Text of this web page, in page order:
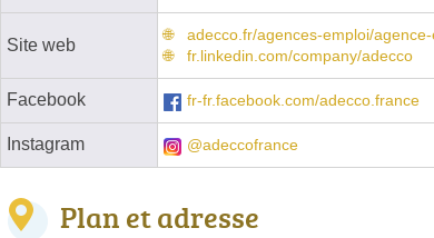
Site web
adecco.fr/agences-emploi/
fr.linkedin.com/company/adecco
Facebook fr-fr.facebook.com/adecco.france
Instagram @adeccofrance
Plan et adresse